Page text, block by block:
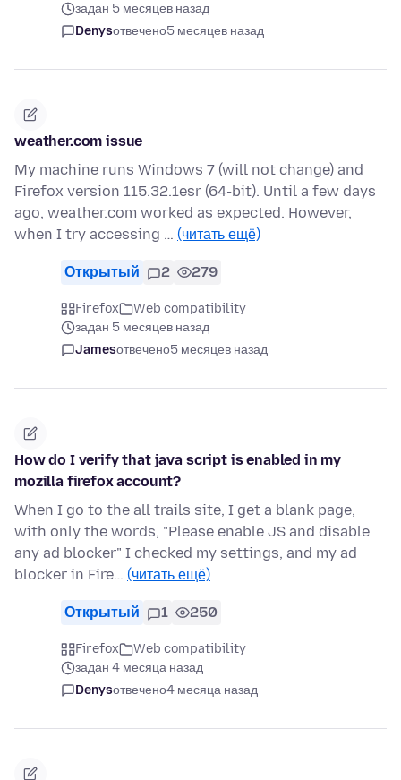
задан 5 месяцев назад
Denysотвечено5 месяцев назад
weather.com issue
My machine runs Windows 7 (will not change) and
Firefox version 115.32.1esr (64-bit). Until a few days
ago, weather.com worked as expected. However,
when I try accessing … (читать ещё)
Открытый 2 279
Firefox
Web compatibility
задан 5 месяцев назад
Jamesотвечено5 месяцев назад
How do I verify that java script is enabled in my
mozilla firefox account?
When I go to the all trails site, I get a blank page,
with only the words, "Please enable JS and disable
any ad blocker" I checked my settings, and my ad
blocker in Fire… (читать ещё)
Открытый 1 250
Firefox
Web compatibility
задан 4 месяца назад
Denysотвечено4 месяца назад